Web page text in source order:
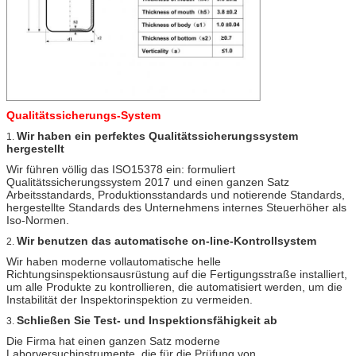
Qualitätssicherungs-System
1. Wir haben ein perfektes Qualitätssicherungssystem
hergestellt
Wir führen völlig das ISO15378 ein: formuliert
Qualitätssicherungssystem 2017 und einen ganzen Satz
Arbeitsstandards, Produktionsstandards und notierende Standards,
hergestellte Standards des Unternehmens internes Steuerhöher als
Iso-Normen.
2. Wir benutzen das automatische on-line-Kontrollsystem
Wir haben moderne vollautomatische helle
Richtungsinspektionsausrüstung auf die Fertigungsstraße installiert,
um alle Produkte zu kontrollieren, die automatisiert werden, um die
Instabilität der Inspektorinspektion zu vermeiden.
3. Schließen Sie Test- und Inspektionsfähigkeit ab
Die Firma hat einen ganzen Satz moderne